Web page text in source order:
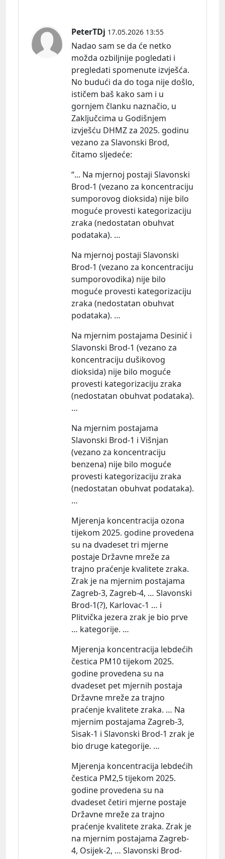
PeterTDj 17.05.2026 13:55
Nadao sam se da će netko
možda ozbiljnije pogledati i
pregledati spomenute izvješća.
No budući da do toga nije došlo,
ističem baš kako sam i u
gornjem članku naznačio, u
Zaključcima u Godišnjem
izvješću DHMZ za 2025. godinu
vezano za Slavonski Brod,
čitamo sljedeće:
“... Na mjernoj postaji Slavonski
Brod-1 (vezano za koncentraciju
sumporovog dioksida) nije bilo
moguće provesti kategorizaciju
zraka (nedostatan obuhvat
podataka). …
Na mjernoj postaji Slavonski
Brod-1 (vezano za koncentraciju
sumporovodika) nije bilo
moguće provesti kategorizaciju
zraka (nedostatan obuhvat
podataka). …
Na mjernim postajama Desinić i
Slavonski Brod-1 (vezano za
koncentraciju dušikovog
dioksida) nije bilo moguće
provesti kategorizaciju zraka
(nedostatan obuhvat podataka).
…
Na mjernim postajama
Slavonski Brod-1 i Višnjan
(vezano za koncentraciju
benzena) nije bilo moguće
provesti kategorizaciju zraka
(nedostatan obuhvat podataka).
…
Mjerenja koncentracija ozona
tijekom 2025. godine provedena
su na dvadeset tri mjerne
postaje Državne mreže za
trajno praćenje kvalitete zraka.
Zrak je na mjernim postajama
Zagreb-3, Zagreb-4, … Slavonski
Brod-1(?), Karlovac-1 … i
Plitvička jezera zrak je bio prve
… kategorije. …
Mjerenja koncentracija lebdećih
čestica PM10 tijekom 2025.
godine provedena su na
dvadeset pet mjernih postaja
Državne mreže za trajno
praćenje kvalitete zraka. … Na
mjernim postajama Zagreb-3,
Sisak-1 i Slavonski Brod-1 zrak je
bio druge kategorije. …
Mjerenja koncentracija lebdećih
čestica PM2,5 tijekom 2025.
godine provedena su na
dvadeset četiri mjerne postaje
Državne mreže za trajno
praćenje kvalitete zraka. Zrak je
na mjernim postajama Zagreb-
4, Osijek-2, … Slavonski Brod-